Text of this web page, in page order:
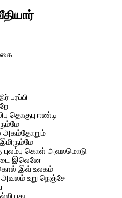
பரப்பி
தொகுபு ஈண்டி
அகம்தோறும்
கொள் அவலமொடு
இலெனே
இவ் உலகம்
உறு நெஞ்சே